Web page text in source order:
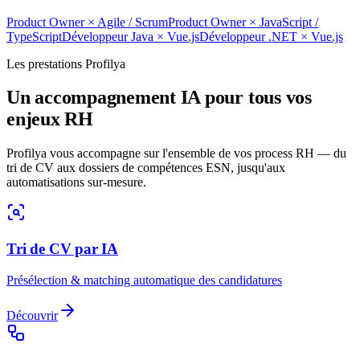
Product Owner× Agile / ScrumProduct Owner× JavaScript /
TypeScriptDéveloppeur Java × Vue.jsDéveloppeur .NET × Vue.js
Les prestations Profilya
Un accompagnement IA pour tous vos
enjeux RH
Profilya vous accompagne sur l'ensemble de vos process RH — du
tri de CV aux dossiers de compétences ESN, jusqu'aux
automatisations sur-mesure.
Tri de CV par IA
Présélection & matching automatique des candidatures
Découvrir